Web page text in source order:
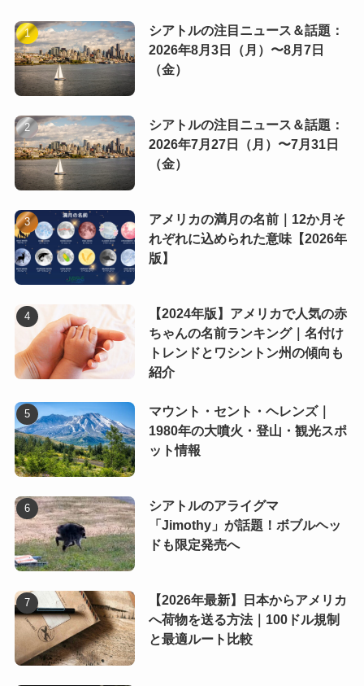
シアトルの注目ニュース＆話題：
2026年8月3日（月）〜8月7日
（金）
シアトルの注目ニュース＆話題：
2026年7月27日（月）〜7月31日
（金）
アメリカの満月の名前｜12か月そ
れぞれに込められた意味【2026年
版】
【2024年版】アメリカで人気の赤
ちゃんの名前ランキング｜名付け
トレンドとワシントン州の傾向も
紹介
マウント・セント・ヘレンズ｜
1980年の大噴火・登山・観光スポ
ット情報
シアトルのアライグマ
「Jimothy」が話題！ボブルヘッ
ドも限定発売へ
【2026年最新】日本からアメリカ
へ荷物を送る方法｜100ドル規制
と最適ルート比較